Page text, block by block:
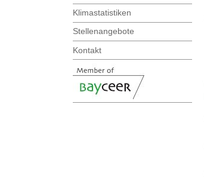
Klimastatistiken
Stellenangebote
Kontakt